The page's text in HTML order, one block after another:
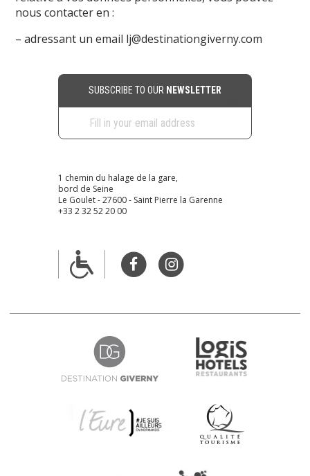
nous contacter en :
– adressant un email lj@destinationgiverny.com
SUBSCRIBE TO OUR NEWSLETTER
1 chemin du halage de la gare,
bord de Seine
Le Goulet - 27600 - Saint Pierre la Garenne
+33 2 32 52 20 00